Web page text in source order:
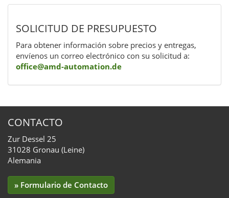
SOLICITUD DE PRESUPUESTO
Para obtener información sobre precios y entregas,
envíenos un correo electrónico con su solicitud a:
office@amd-automation.de
CONTACTO
Zur Dessel 25
31028 Gronau (Leine)
Alemania
» Formulario de Contacto